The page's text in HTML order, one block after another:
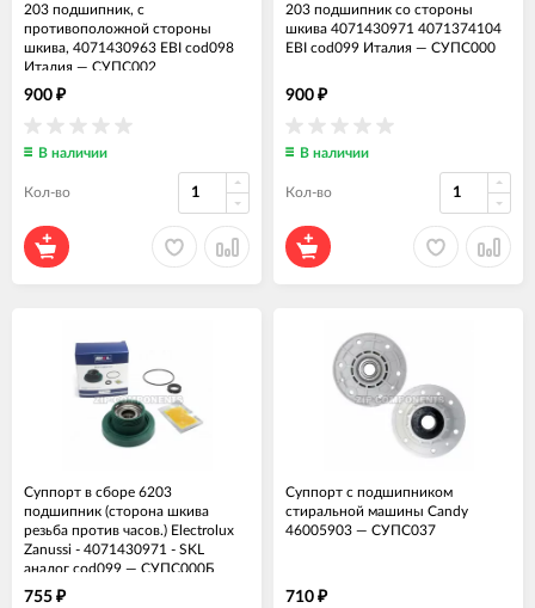
203 подшипник, с
противоположной стороны
шкива, 4071430963 EBI cod098
Италия — СУПС002
900 ₽
В наличии
Кол-во
203 подшипник со стороны
шкива 4071430971 4071374104
EBI cod099 Италия — СУПС000
900 ₽
В наличии
Кол-во
Суппорт в сборе 6203
подшипник (сторона шкива
резьба против часов.) Electrolux
Zanussi - 4071430971 - SKL
аналог cod099 — СУПС000Б
755 ₽
Суппорт с подшипником
стиральной машины Candy
46005903 — СУПС037
710 ₽